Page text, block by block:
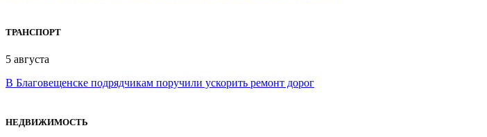
ТРАНСПОРТ
5 августа
В Благовещенске подрядчикам поручили ускорить ремонт дорог
НЕДВИЖИМОСТЬ